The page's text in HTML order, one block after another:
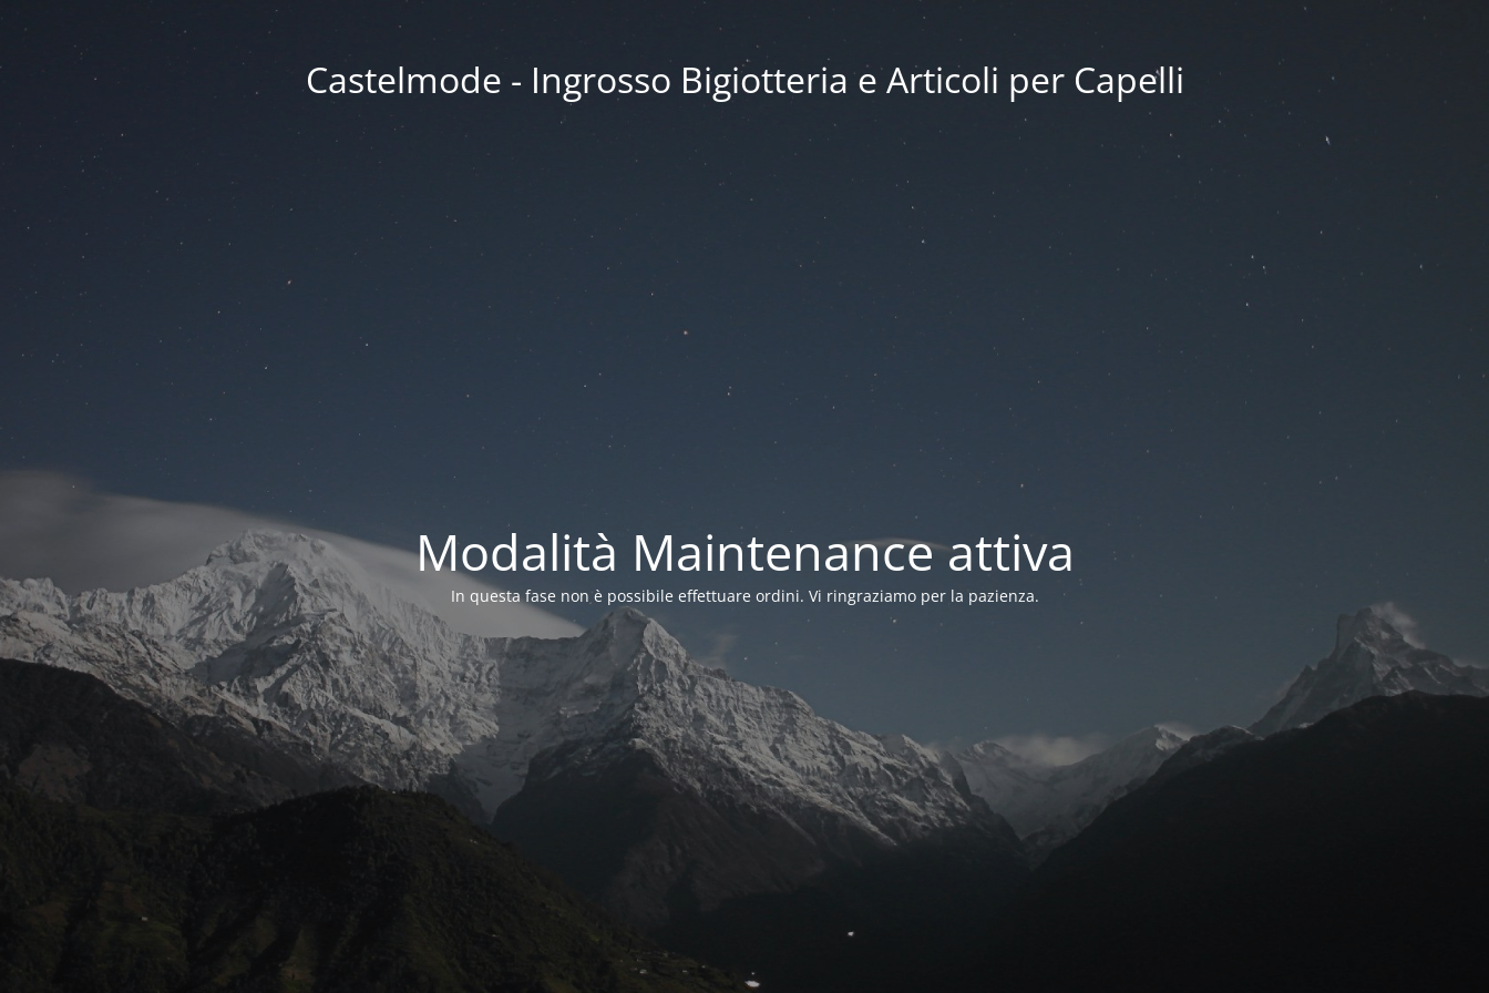
Castelmode - Ingrosso Bigiotteria e Articoli per Capelli
Modalità Maintenance attiva
In questa fase non è possibile effettuare ordini. Vi ringraziamo per la pazienza.